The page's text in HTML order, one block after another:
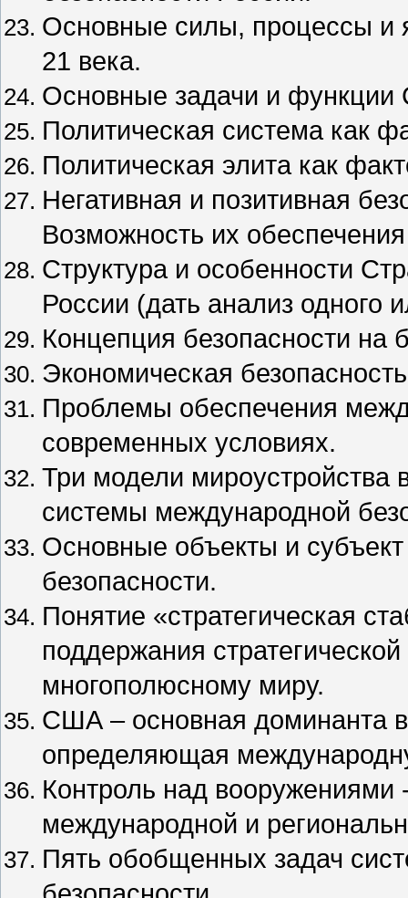
Основные силы, процессы
21 века.
Основные задачи и функции
Политическая система как
Политическая элита как
Негативная и позитивная
Возможность их
Структура и особенности
России (дать анализ одного
Концепция безопасности на
Экономическая
Проблемы обеспечения
современных условиях.
Три модели мироустройства
системы международной
Основные объекты и
безопасности.
Понятие «стратегическая
поддержания
многополюсному миру.
США – основная доминанта
определяющая
Контроль над
международной и
Пять обобщенных задач